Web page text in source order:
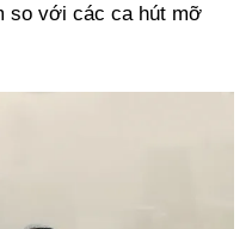
so với các ca hút mỡ